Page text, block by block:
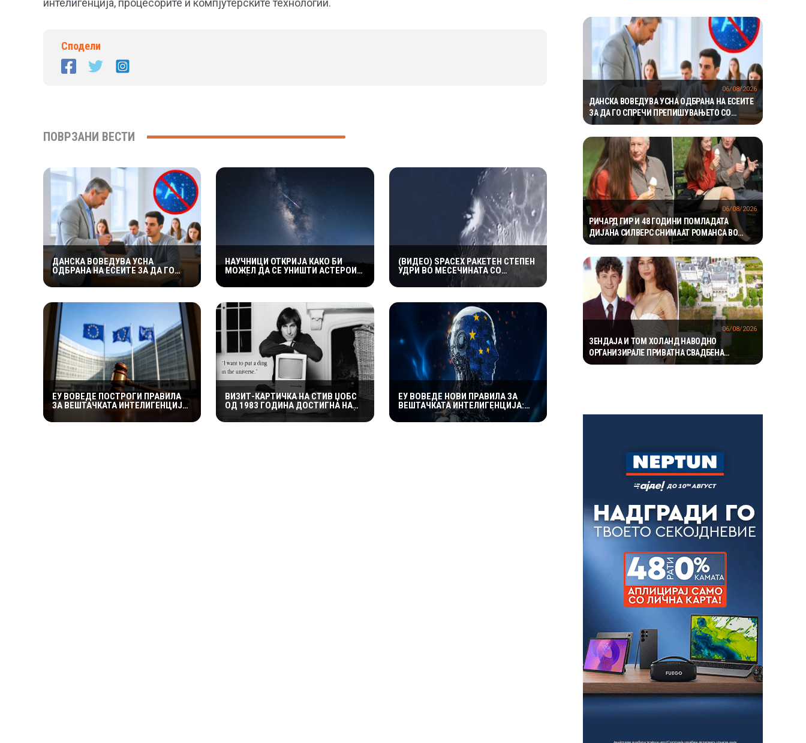
интелигенција, процесорите и компјутерските технологии.
Сподели
ПОВРЗАНИ ВЕСТИ
ДАНСКА ВОВЕДУВА УСНА
ОДБРАНА НА ЕСЕИТЕ ЗА ДА ГО
СПРЕЧИ ПРЕПИШУВАЊЕТО СО
ВЕШТАЧКА ИНТЕЛИГЕНЦИЈА
НАУЧНИЦИ ОТКРИЈА КАКО БИ
МОЖЕЛ ДА СЕ УНИШТИ АСТЕРОИД
(ВИДЕО) SPACEX РАКЕТЕН СТЕПЕН
УДРИ ВО МЕСЕЧИНАТА СО
ОГРОМНА БРЗИНА – НАУЧНИЦИТЕ
ОЧЕКУВААТ НОВ КРАТЕР И ВАЖНИ
ЕУ ВОВЕДЕ ПОСТРОГИ ПРАВИЛА
ЗА ВЕШТАЧКАТА ИНТЕЛИГЕНЦИЈА:
СЛЕДУВААТ ПОГОЛЕМА
КОНТРОЛА, ТРАНСПАРЕНТНОСТ И
ВИЗИТ-КАРТИЧКА НА СТИВ ЏОБС
ОД 1983 ГОДИНА ДОСТИГНА НАД
85.000 ДОЛАРИ, А АУКЦИЈАТА СÈ
УШТЕ НЕ Е ЗАВРШЕНА
ЕУ ВОВЕДЕ НОВИ ПРАВИЛА ЗА
ВЕШТАЧКАТА ИНТЕЛИГЕНЦИЈА:
СЕКОЈА AI СОДРЖИНА ЌЕ МОРА
ЈАСНО ДА БИДЕ ОЗНАЧЕНА
ДАНСКА ВОВЕДУВА УСНА ОДБРАНА НА ЕСЕИТЕ
ЗА ДА ГО СПРЕЧИ ПРЕПИШУВАЊЕТО СО
ВЕШТАЧКА ИНТЕЛИГЕНЦИЈА
06/08/2026
РИЧАРД ГИР И 48 ГОДИНИ ПОМЛАДАТА
ДИЈАНА СИЛВЕРС СНИМААТ РОМАНСА ВО
ЊУЈОРК
06/08/2026
ЗЕНДАЈА И ТОМ ХОЛАНД НАВОДНО
ОРГАНИЗИРАЛЕ ПРИВАТНА СВАДБЕНА
ПРОСЛАВА ВО АНГЛИЈА, ОТКАКО ТАЈНО СЕ
06/08/2026